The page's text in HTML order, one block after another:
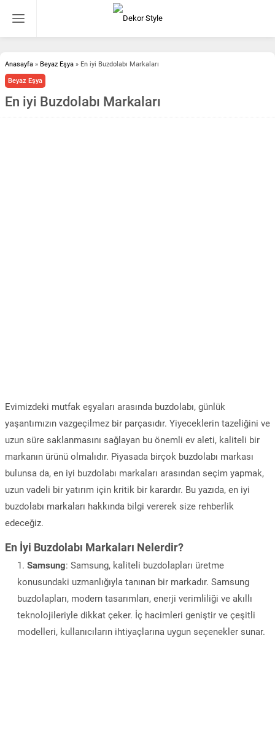
Anasayfa » Beyaz Eşya » En iyi Buzdolabı Markaları
Beyaz Eşya
En iyi Buzdolabı Markaları
Evimizdeki mutfak eşyaları arasında buzdolabı, günlük
yaşantımızın vazgeçilmez bir parçasıdır. Yiyeceklerin tazeliğini ve
uzun süre saklanmasını sağlayan bu önemli ev aleti, kaliteli bir
markanın ürünü olmalıdır. Piyasada birçok buzdolabı markası
bulunsa da, en iyi buzdolabı markaları arasından seçim yapmak,
uzun vadeli bir yatırım için kritik bir karardır. Bu yazıda, en iyi
buzdolabı markaları hakkında bilgi vererek size rehberlik
edeceğiz.
En İyi Buzdolabı Markaları Nelerdir?
Samsung: Samsung, kaliteli buzdolapları üretme
konusundaki uzmanlığıyla tanınan bir markadır. Samsung
buzdolapları, modern tasarımları, enerji verimliliği ve akıllı
teknolojileriyle dikkat çeker. İç hacimleri geniştir ve çeşitli
modelleri, kullanıcıların ihtiyaçlarına uygun seçenekler sunar.